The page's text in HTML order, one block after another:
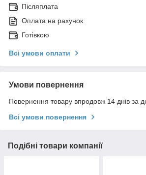
Післяплата
Оплата на рахунок
Готівкою
Всі умови оплати
Умови повернення
Повернення товару впродовж 14 днів за
Всі умови повернення
Подібні товари компанії